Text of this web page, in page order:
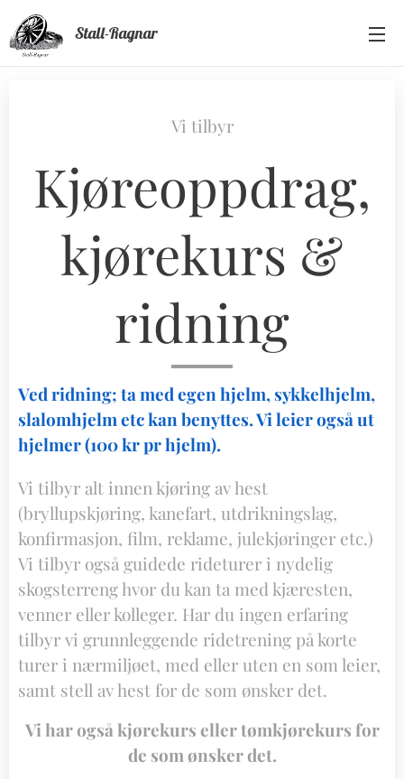
Stall-Ragnar
Vi tilbyr
Kjøreoppdrag,
kjørekurs &
ridning
Ved ridning; ta med egen hjelm, sykkelhjelm,
slalomhjelm etc kan benyttes. Vi leier også ut
hjelmer (100 kr pr hjelm).
Vi tilbyr alt innen kjøring av hest
(bryllupskjøring, kanefart, utdrikningslag,
konfirmasjon, film, reklame, julekjøringer etc.)
Vi tilbyr også guidede rideturer i nydelig
skogsterreng hvor du kan ta med kjæresten,
venner eller kolleger. Har du ingen erfaring
tilbyr vi grunnleggende ridetrening på korte
turer i nærmiljøet, med eller uten en som leier,
samt stell av hest for de som ønsker det.
Vi har også kjørekurs eller tømkjørekurs for
de som ønsker det.